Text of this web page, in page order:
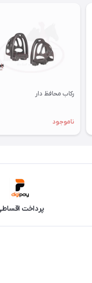
رکاب محافظ دار
ناموجود
پرداخت